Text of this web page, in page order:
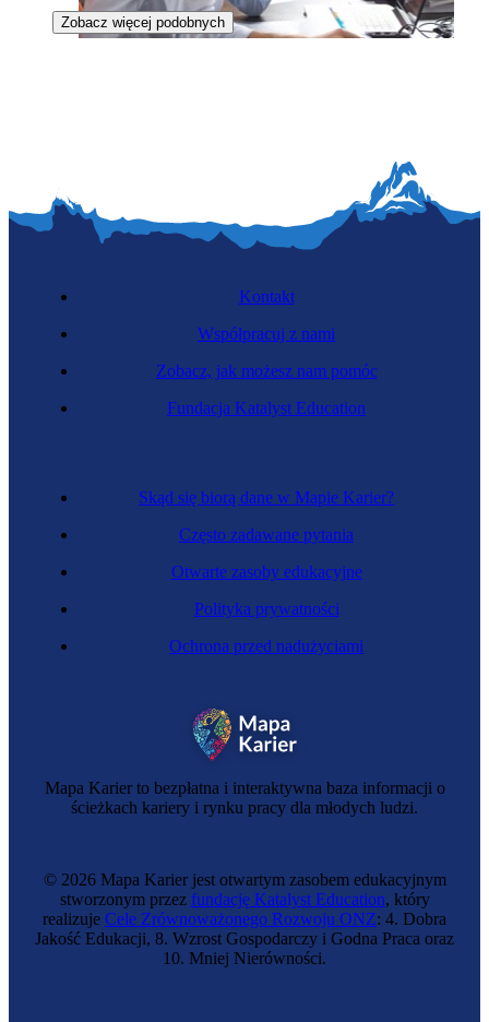
Zobacz więcej podobnych
Mapa Karier to bezpłatna i interaktywna baza informacji o
ścieżkach kariery i rynku pracy dla młodych ludzi.
Skąd się biorą dane w Mapie Karier?
Często zadawane pytania
Otwarte zasoby edukacyjne
Polityka prywatności
Ochrona przed nadużyciami
Kontakt
Współpracuj z nami
Zobacz, jak możesz nam pomóc
Fundacja Katalyst Education
© 2026 Mapa Karier jest otwartym zasobem edukacyjnym
stworzonym przez fundację Katalyst Education, który
realizuje Cele Zrównoważonego Rozwoju ONZ: 4. Dobra
Jakość Edukacji, 8. Wzrost Gospodarczy i Godna Praca oraz
10. Mniej Nierówności.